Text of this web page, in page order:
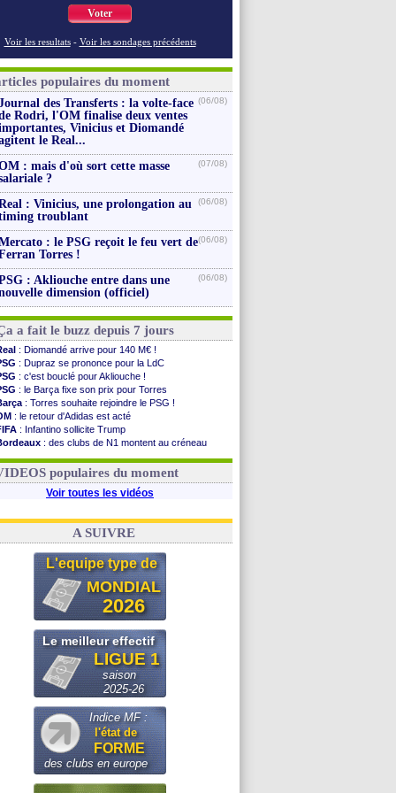
Voter
Voir les resultats - Voir les sondages précédents
populaires du moment
des Transferts : la volte-face
Rodri, l'OM finalise deux ventes
Vinicius et Diomandé
le Real...
(06/08)
: mais d'où sort cette masse
?
(07/08)
: Vinicius, une prolongation au
troublant
(06/08)
: le PSG reçoit le feu vert de
Torres !
(06/08)
: Akliouche entre dans une
dimension (officiel)
(06/08)
a fait le buzz depuis 7 jours
: Diomandé arrive pour 140 M€ !
: Dupraz se prononce pour la LdC
: c'est bouclé pour Akliouche !
: le Barça fixe son prix pour Torres
: Torres souhaite rejoindre le PSG !
: le retour d'Adidas est acté
: Infantino sollicite Trump
: des clubs de N1 montent au créneau
: le démenti de Leipzig pour Diomandé
populaires du moment
Voir toutes les vidéos
A SUIVRE
L'equipe type de
MONDIAL
2026
Le meilleur effectif
LIGUE 1
saison
2025-26
Indice MF :
l'état de
FORME
des clubs en europe